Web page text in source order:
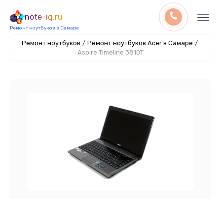
note-iq.ru
Ремонт ноутбуков в Самаре
Ремонт ноутбуков / Ремонт ноутбуков Acer в Самаре /
Aspire Timeline 3810T